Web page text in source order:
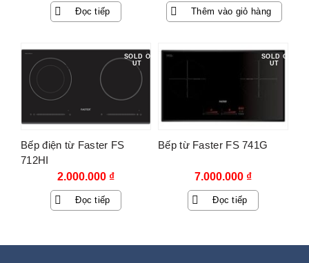
Đọc tiếp
là:
tại
Thêm vào giỏ hàng
SOLD O
UT
Bếp điện từ Faster FS
712HI
2.000.000 ₫
Đọc tiếp
SOLD O
UT
Bếp từ Faster FS 741G
7.000.000 ₫
Đọc tiếp